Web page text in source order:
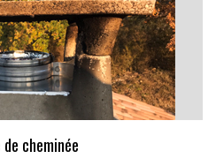
de cheminée